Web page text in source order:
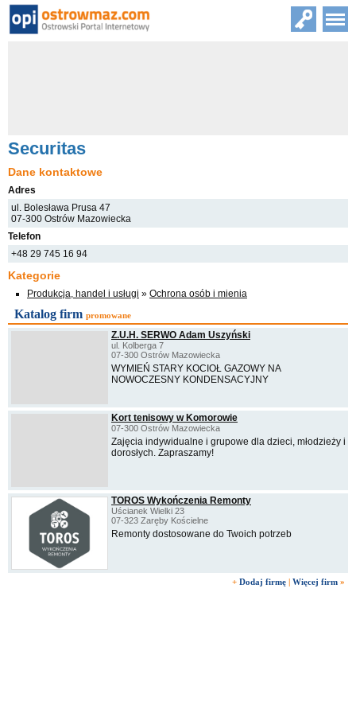
Securitas
Dane kontaktowe
Adres
ul. Bolesława Prusa 47
07-300 Ostrów Mazowiecka
Telefon
+48 29 745 16 94
Kategorie
Produkcja, handel i usługi » Ochrona osób i mienia
Katalog firm promowane
Z.U.H. SERWO Adam Uszyński
ul. Kolberga 7
07-300 Ostrów Mazowiecka
WYMIEŃ STARY KOCIOŁ GAZOWY NA
NOWOCZESNY KONDENSACYJNY
Kort tenisowy w Komorowie
07-300 Ostrów Mazowiecka
Zajęcia indywidualne i grupowe dla dzieci, młodzieży i
dorosłych. Zapraszamy!
TOROS Wykończenia Remonty
Uścianek Wielki 23
07-323 Zaręby Kościelne
Remonty dostosowane do Twoich potrzeb
+ Dodaj firmę | Więcej firm »